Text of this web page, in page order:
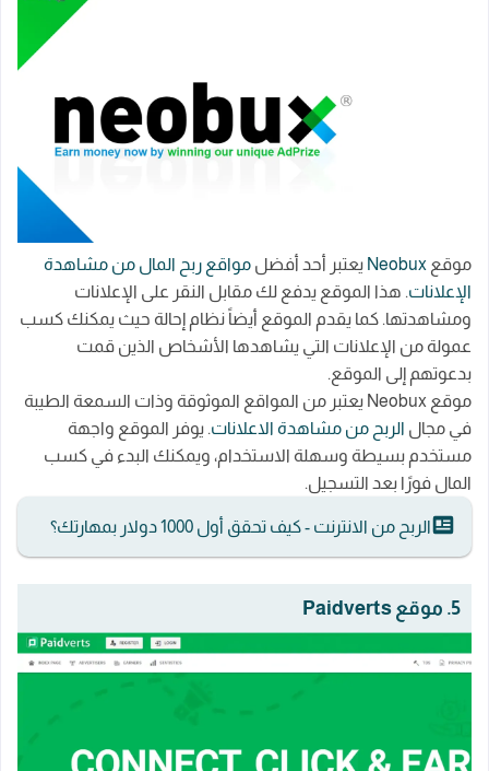
موقع Neobux يعتبر أحد أفضل مواقع ربح المال من مشاهدة
الإعلانات. هذا الموقع يدفع لك مقابل النقر على الإعلانات
ومشاهدتها. كما يقدم الموقع أيضاً نظام إحالة حيث يمكنك كسب
عمولة من الإعلانات التي يشاهدها الأشخاص الذين قمت
بدعوتهم إلى الموقع.
موقع Neobux يعتبر من المواقع الموثوقة وذات السمعة الطيبة
في مجال الربح من مشاهدة الاعلانات. يوفر الموقع واجهة
مستخدم بسيطة وسهلة الاستخدام، ويمكنك البدء في كسب
المال فورًا بعد التسجيل.
الربح من الانترنت - كيف تحقق أول 1000 دولار بمهارتك؟
5. موقع Paidverts